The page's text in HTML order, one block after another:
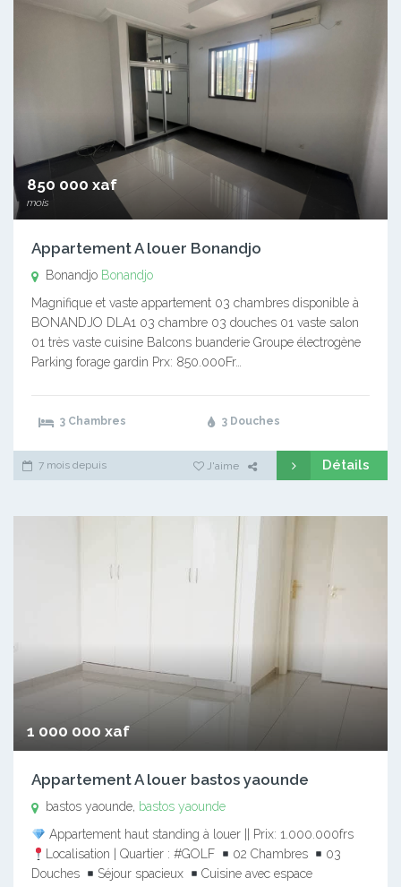
850 000 xaf
mois
Appartement A louer Bonandjo
Bonandjo Bonandjo
Magnifique et vaste appartement 03 chambres disponible à
BONANDJO DLA1 03 chambre 03 douches 01 vaste salon
01 très vaste cuisine Balcons buanderie Groupe électrogène
Parking forage gardin Prx: 850.000Fr…
3 Chambres 3 Douches
7 mois depuis J'aime Détails
1 000 000 xaf
Appartement A louer bastos yaounde
bastos yaounde, bastos yaounde
Appartement haut standing à louer || Prix: 1.000.000frs
Localisation | Quartier : #GOLF
02 Chambres
03
Douches
Séjour spacieux
Cuisine avec espace